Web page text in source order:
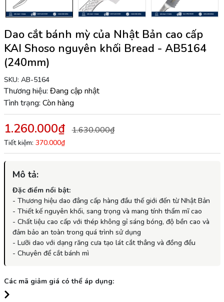
Dao cắt bánh mỳ của Nhật Bản cao cấp
KAI Shoso nguyên khối Bread - AB5164
(240mm)
SKU: AB-5164
Thương hiệu: Đang cập nhật
Tình trạng: Còn hàng
1.260.000₫ 1.630.000₫
Tiết kiệm: 370.000₫
Mô tả:
Đặc điểm nổi bật:
- Thương hiệu dao đẳng cấp hàng đầu thế giới đến từ Nhật Bản
- Thiết kế nguyên khối, sang trọng và mang tính thẩm mĩ cao
- Chất liệu cao cấp với thép không gỉ sáng bóng, độ bền cao và
đảm bảo an toàn trong quá trình sử dụng
- Lưỡi dao với dạng răng cưa tạo lát cắt thẳng và đồng đều
- Chuyên để cắt bánh mì
Các mã giảm giá có thể áp dụng: